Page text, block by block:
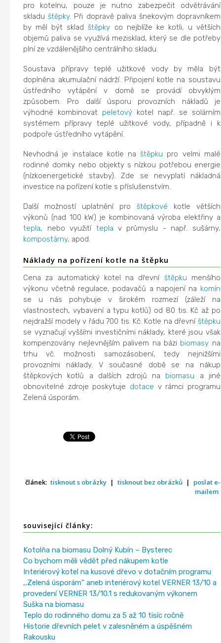
pro kotelnu, pouze je nutno zabezpečit odvětrávání
skladuštěpky. Při dopravě paliva šnekovým dopravníkem
by měl být skladštěpky co nejblíže ke kotli, u větších
objemů paliva se využívá mezisklad, který se dle potřeby
plní ze vzdálenějšího centrálního skladu.
Soustava přípravy teplé užitkové vody by měla být
doplněna akumulační nádrží. Připojení kotle na soustavu
ústředního vytápění v domě se provádí obvyklým
způsobem. Pro další úsporu provozních nákladů je
výhodné kombinovat peletový kotel např. se solárním
systémem přípravy teplé užitkové vody, případně i k
podpoře ústředního vytápění.
Nevhodná je instalace kotle naštěpku pro velmi malé
rodinné domky nebo objekty s nízkou potřebou energie
(nízkoenergetické stavby). Zde se nevyplatí nákladná
investice na pořízení kotle s příslušenstvím.
Další možností uplatnění pro štěpkové kotle větších
výkonů (nad 100 kW) je kombinovaná výroba elektřiny a
tepla, nebo využití tepla v průmyslu - např. sušárny,
kompostárny, apod.
Náklady na pořízení kotle na štěpku
Cena za automatický kotel na dřevní štěpku menšího
výkonu včetně regulace, podavačů a napojení na komín
se u nás pohybuje v širokém rozmezí (záleží na
vlastnostech, vybavení a typu kotlů) od 80 tis. Kč až po
nejdražší modely v řádu 700 tis. Kč. Kotle na dřevní štěpku
se vyznačují vyššími investičními náklady, které jsou však
kompenzovány nejlevnějším palivem na bázi biomasy na
trhu vč. možnosti samozásobení, tedy nejnižšími
provozními náklady. V současné době se na nákup
štěpkových kotlů a dalších zdrojů na biomasu a jiné
obnovitelné zdroje poskytuje dotace v rámci programu
Zelená úsporám.
článek: tisknout s obrázky | tisknout bez obrázků |
poslat e-
mailem
související články:
Kotolňa na biomasu Dolný Kubín – Bysterec
Co bychom měli vědět před nákupem kotle
Interiérový kotel na kusové dřevo v dotačním programu
,,Zelená úsporám” aneb interiérový kotel VERNER 13/10 a
provedení VERNER 13/10.1 s redukovaným výkonem
Suška na biomasu
Teplo do rodinného domu za 5 až 10 tisíc ročně
Historie dřevních pelet v zalesněném a úspěšném
Rakousku